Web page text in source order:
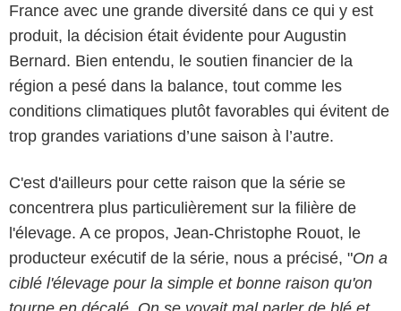
France avec une grande diversité dans ce qui y est
produit, la décision était évidente pour Augustin
Bernard. Bien entendu, le soutien financier de la
région a pesé dans la balance, tout comme les
conditions climatiques plutôt favorables qui évitent de
trop grandes variations d’une saison à l’autre.
C'est d'ailleurs pour cette raison que la série se
concentrera plus particulièrement sur la filière de
l'élevage. A ce propos, Jean-Christophe Rouot, le
producteur exécutif de la série, nous a précisé, "On a
ciblé l'élevage pour la simple et bonne raison qu'on